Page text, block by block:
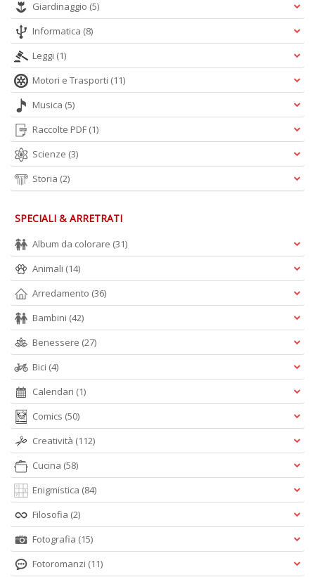
Giardinaggio (5)
Informatica (8)
Leggi (1)
Motori e Trasporti (11)
Musica (5)
Raccolte PDF (1)
Scienze (3)
Storia (2)
SPECIALI & ARRETRATI
Album da colorare (31)
Animali (14)
Arredamento (36)
Bambini (42)
Benessere (27)
Bici (4)
Calendari (1)
Comics (50)
Creatività (112)
Cucina (58)
Enigmistica (84)
Filosofia (2)
Fotografia (15)
Fotoromanzi (11)